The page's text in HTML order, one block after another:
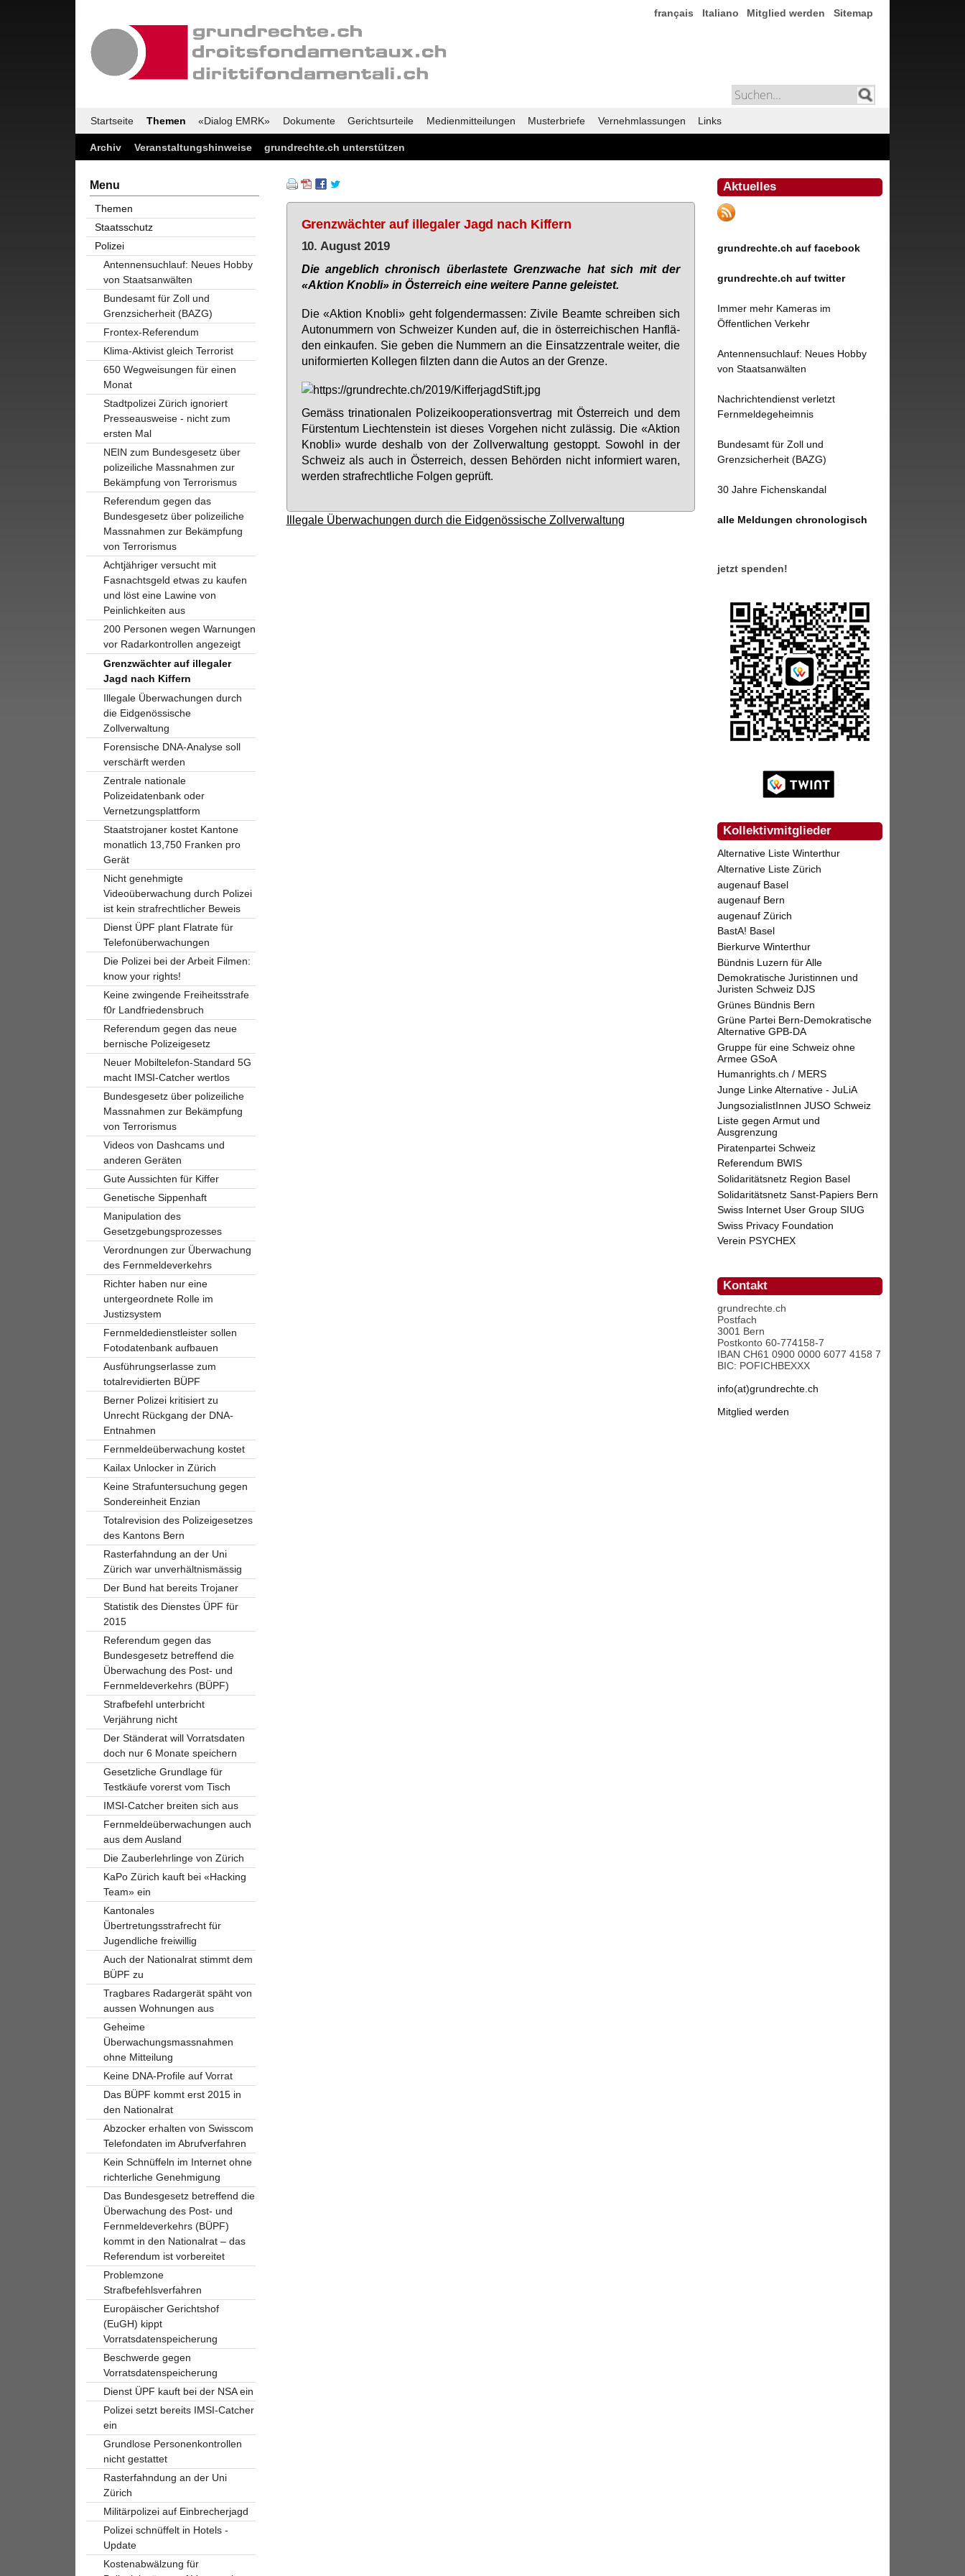
français Italiano Mitglied werden Sitemap
Startseite Themen «Dialog EMRK» Dokumente Gerichtsurteile Medienmitteilungen Musterbriefe Vernehmlassungen Links
Archiv Veranstaltungshinweise grundrechte.ch unterstützen
Grenzwächter auf illegaler Jagd nach Kiffern
10. August 2019
Die an­geb­lich chro­nisch über­las­te­te Grenz­wa­che hat sich mit der
«Ak­ti­on Knob­li» in Ös­ter­reich ei­ne wei­te­re Pan­ne ge­leis­tet.
Die «Ak­ti­on Knob­li» geht fol­gen­der­mas­sen: Zi­vi­le Be­am­te schrei­ben sich
Au­to­num­mern von Schwei­zer Kun­den auf, die in ös­ter­rei­chi­schen Hanf­lä­
den ein­kau­fen. Sie ge­ben die Num­mern an die Ein­satz­zen­tra­le wei­ter, die
uni­for­mier­ten Kol­le­gen filz­ten dann die Au­tos an der Gren­ze.
Ge­mäss tri­na­tio­na­len Po­li­zei­ko­ope­ra­ti­ons­ver­trag mit Ös­ter­reich und dem
Fürs­ten­tum Liech­ten­stein ist die­ses Vor­ge­hen nicht zu­läs­sig. Die «Ak­ti­on
Knob­li» wur­de des­halb von der Zoll­ver­wal­tung ge­stoppt. So­wohl in der
Schweiz als auch in Ös­ter­reich, des­sen Be­hör­den nicht in­for­miert wa­ren,
wer­den straf­recht­li­che Fol­gen ge­prüft.
Illegale Überwachungen durch die Eidgenössische Zollverwaltung
Aktuelles
grundrechte.ch auf facebook
grundrechte.ch auf twitter
Immer mehr Kameras im
Öffentlichen Verkehr
Antennensuchlauf: Neues Hobby
von Staatsanwälten
Nachrichtendienst verletzt
Fernmeldegeheimnis
Bundesamt für Zoll und
Grenzsicherheit (BAZG)
30 Jahre Fichenskandal
alle Meldungen chronologisch
jetzt spenden!
Kollektivmitglieder
Alternative Liste Winterthur
Alternative Liste Zürich
augenauf Basel
augenauf Bern
augenauf Zürich
BastA! Basel
Bierkurve Winterthur
Bündnis Luzern für Alle
Demokratische Juristinnen und
Juristen Schweiz DJS
Grünes Bündnis Bern
Grüne Partei Bern-Demokratische
Alternative GPB-DA
Gruppe für eine Schweiz ohne
Armee GSoA
Humanrights.ch / MERS
Junge Linke Alternative - JuLiA
JungsozialistInnen JUSO Schweiz
Liste gegen Armut und
Ausgrenzung
Piratenpartei Schweiz
Referendum BWIS
Solidaritätsnetz Region Basel
Solidaritätsnetz Sanst-Papiers Bern
Swiss Internet User Group SIUG
Swiss Privacy Foundation
Verein PSYCHEX
Kontakt
grundrechte.ch
Postfach
3001 Bern
Postkonto 60-774158-7
IBAN CH61 0900 0000 6077 4158 7
BIC: POFICHBEXXX
info(at)grundrechte.ch
Mitglied werden
Menu
Themen
Staatsschutz
Polizei
Antennensuchlauf: Neues Hobby
von Staatsanwälten
Bundesamt für Zoll und
Grenzsicherheit (BAZG)
Frontex-Referendum
Klima-Aktivist gleich Terrorist
650 Wegweisungen für einen
Monat
Stadtpolizei Zürich ignoriert
Presseausweise - nicht zum
ersten Mal
NEIN zum Bundesgesetz über
polizeiliche Massnahmen zur
Bekämpfung von Terrorismus
Referendum gegen das
Bundesgesetz über polizeiliche
Massnahmen zur Bekämpfung
von Terrorismus
Achtjähriger versucht mit
Fasnachtsgeld etwas zu kaufen
und löst eine Lawine von
Peinlichkeiten aus
200 Personen wegen Warnungen
vor Radarkontrollen angezeigt
Grenzwächter auf illegaler
Jagd nach Kiffern
Illegale Überwachungen durch
die Eidgenössische
Zollverwaltung
Forensische DNA-Analyse soll
verschärft werden
Zentrale nationale
Polizeidatenbank oder
Vernetzungsplattform
Staatstrojaner kostet Kantone
monatlich 13,750 Franken pro
Gerät
Nicht genehmigte
Videoüberwachung durch Polizei
ist kein strafrechtlicher Beweis
Dienst ÜPF plant Flatrate für
Telefonüberwachungen
Die Polizei bei der Arbeit Filmen:
know your rights!
Keine zwingende Freiheitsstrafe
f0r Landfriedensbruch
Referendum gegen das neue
bernische Polizeigesetz
Neuer Mobiltelefon-Standard 5G
macht IMSI-Catcher wertlos
Bundesgesetz über polizeiliche
Massnahmen zur Bekämpfung
von Terrorismus
Videos von Dashcams und
anderen Geräten
Gute Aussichten für Kiffer
Genetische Sippenhaft
Manipulation des
Gesetzgebungsprozesses
Verordnungen zur Überwachung
des Fernmeldeverkehrs
Richter haben nur eine
untergeordnete Rolle im
Justizsystem
Fernmeldedienstleister sollen
Fotodatenbank aufbauen
Ausführungserlasse zum
totalrevidierten BÜPF
Berner Polizei kritisiert zu
Unrecht Rückgang der DNA-
Entnahmen
Fernmeldeüberwachung kostet
Kailax Unlocker in Zürich
Keine Strafuntersuchung gegen
Sondereinheit Enzian
Totalrevision des Polizeigesetzes
des Kantons Bern
Rasterfahndung an der Uni
Zürich war unverhältnismässig
Der Bund hat bereits Trojaner
Statistik des Dienstes ÜPF für
2015
Referendum gegen das
Bundesgesetz betreffend die
Überwachung des Post- und
Fernmeldeverkehrs (BÜPF)
Strafbefehl unterbricht
Verjährung nicht
Der Ständerat will Vorratsdaten
doch nur 6 Monate speichern
Gesetzliche Grundlage für
Testkäufe vorerst vom Tisch
IMSI-Catcher breiten sich aus
Fernmeldeüberwachungen auch
aus dem Ausland
Die Zauberlehrlinge von Zürich
KaPo Zürich kauft bei «Hacking
Team» ein
Kantonales
Übertretungsstrafrecht für
Jugendliche freiwillig
Auch der Nationalrat stimmt dem
BÜPF zu
Tragbares Radargerät späht von
aussen Wohnungen aus
Geheime
Überwachungsmassnahmen
ohne Mitteilung
Keine DNA-Profile auf Vorrat
Das BÜPF kommt erst 2015 in
den Nationalrat
Abzocker erhalten von Swisscom
Telefondaten im Abrufverfahren
Kein Schnüffeln im Internet ohne
richterliche Genehmigung
Das Bundesgesetz betreffend die
Überwachung des Post- und
Fernmeldeverkehrs (BÜPF)
kommt in den Nationalrat – das
Referendum ist vorbereitet
Problemzone
Strafbefehlsverfahren
Europäischer Gerichtshof
(EuGH) kippt
Vorratsdatenspeicherung
Beschwerde gegen
Vorratsdatenspeicherung
Dienst ÜPF kauft bei der NSA ein
Polizei setzt bereits IMSI-Catcher
ein
Grundlose Personenkontrollen
nicht gestattet
Rasterfahndung an der Uni
Zürich
Militärpolizei auf Einbrecherjagd
Polizei schnüffelt in Hotels -
Update
Kostenabwälzung für